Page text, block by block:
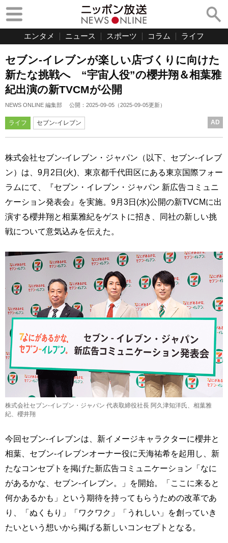
エンタメ ニュース スポーツ コラム ライフ
セブン-イレブンが楽しい店づくりに向けた
新たな挑戦へ “宇宙人役”の櫻井翔＆相葉雅
紀出演の新TVCMが公開
NEWS ONLINE 編集部 公開： 2025-09-05 （2025-09-05更新）
ライフ セブン-イレブン AD
株式会社セブン-イレブン・ジャパン（以下、セブン-イレブ
ン）は、9月2日(火)、東京都千代田区にある東京国際フォー
ラムにて、『セブン・イレブン・ジャパン 新広告コミュニ
ケーション発表会』を実施。9月3日(水)公開の新TVCMに出
演する櫻井翔と相葉雅紀をゲストに招き、同社の新しい挑
戦について意気込みを伝えた。
株式会社セブン-イレブン・ジャパン 代表取締役社長 阿久津知洋氏、相葉雅
紀、櫻井翔
今回セブン-イレブンは、新イメージキャラクターに櫻井と
相葉、セブン-イレブンオーナー役に天海祐希を起用し、新
たなコンセプトを掲げた新広告コミュニケーション「なに
があるかな、セブン-イレブン。」を開始。「ここに来ると
何かあるかも」という期待を持ってもらうための改革であ
り、「ぬくもり」「ワクワク」「うれしい」を創っていき
たいという想いから掲げる新しいコンセプトとなる。